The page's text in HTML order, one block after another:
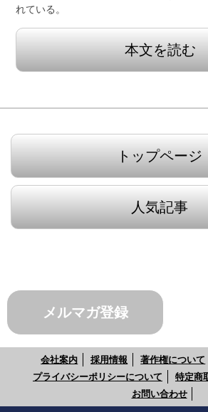
れている。
本文を読む
トップページ
人気記事
メルマガ登録
会社案内 採用情報 著作権について
プライバシーポリシーについて
特定商
お問い合わせ